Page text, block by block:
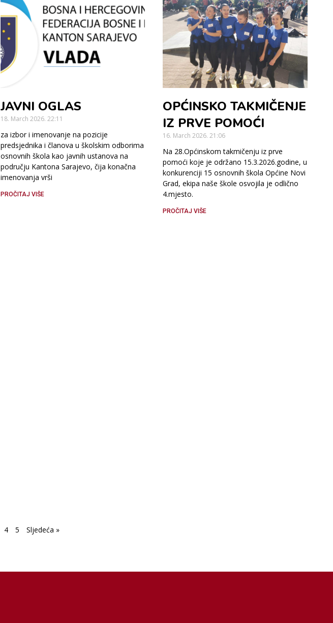
JAVNI OGLAS
18. March 2026. 22:11
za izbor i imenovanje na pozicije
predsjednika i članova u školskim odborima
osnovnih škola kao javnih ustanova na
području Kantona Sarajevo, čija konačna
imenovanja vrši
PROČITAJ VIŠE
OPĆINSKO TAKMIČENJE
IZ PRVE POMOĆI
16. March 2026.21:06
Na 28.Općinskom takmičenju iz prve
pomoći koje je održano 15.3.2026.godine, u
konkurenciji 15 osnovnih škola Općine Novi
Grad, ekipa naše škole osvojila je odlično
4.mjesto.
PROČITAJ VIŠE
4 5 Sljedeća »